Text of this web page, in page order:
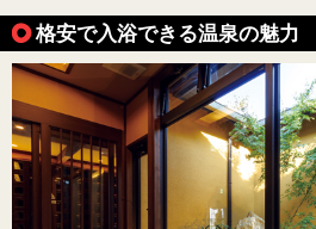
格安で入浴できる温泉の魅力